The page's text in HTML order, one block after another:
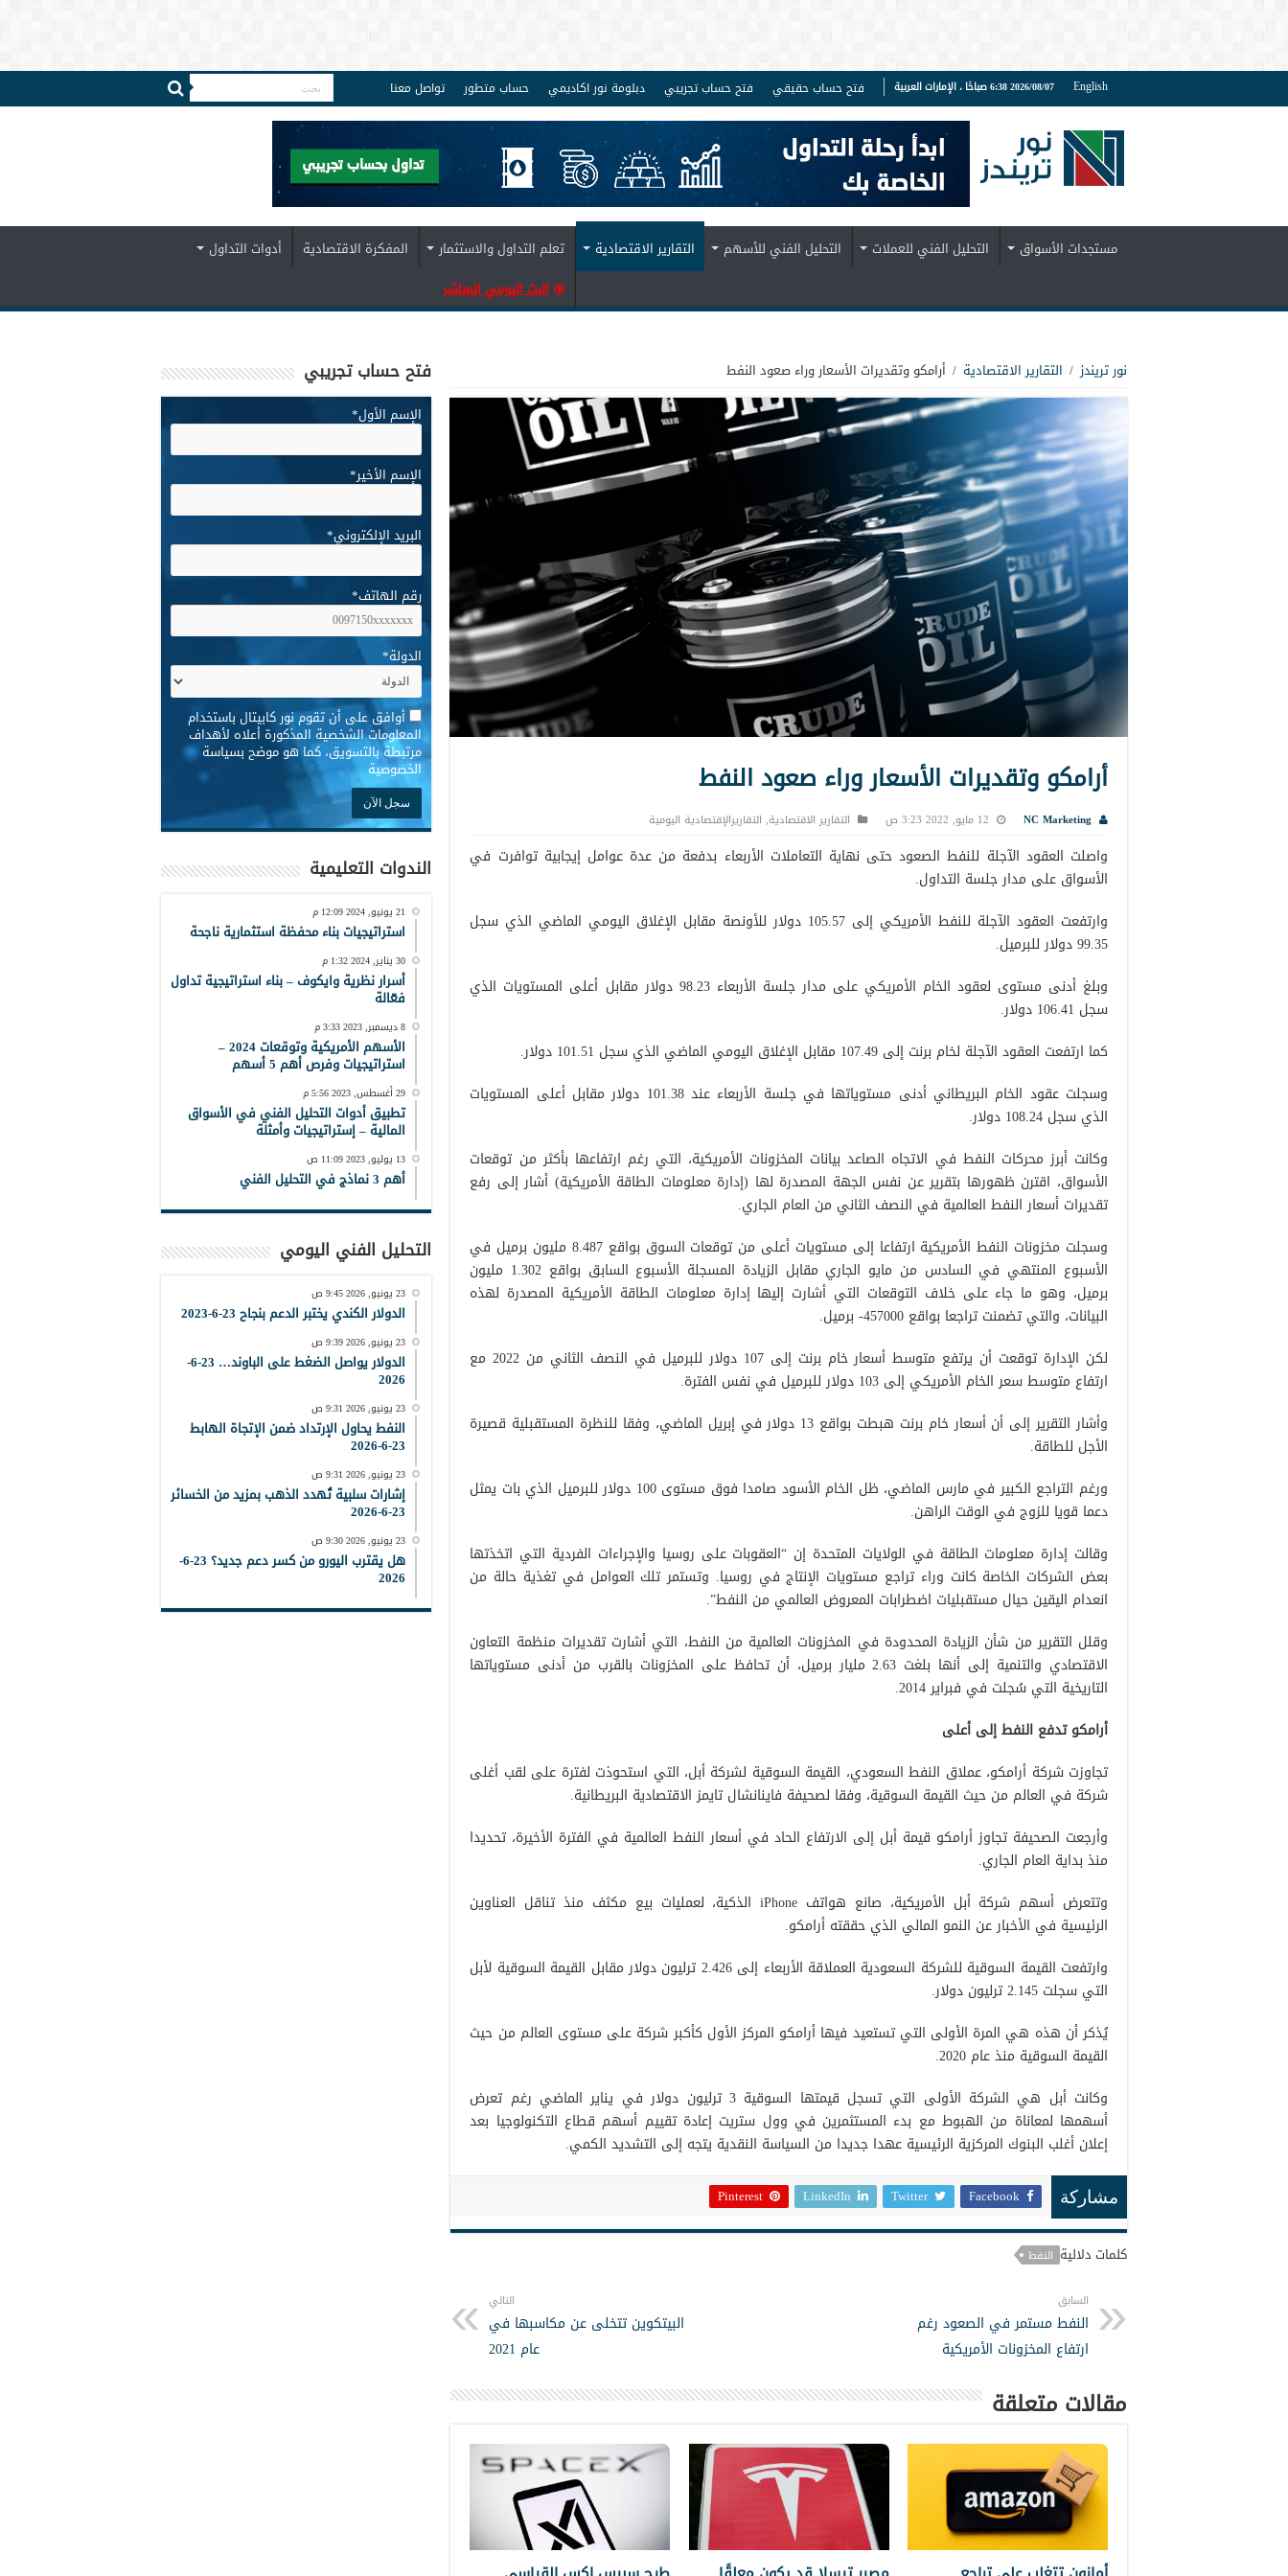
English 2026/08/07 6:38 صباحًا ، الإمارات العربية فتح حساب حقيقي فتح حساب تجريبي دبلومة نور اكاديمي حساب متطور تواصل معنا
مستجدات الأسواق التحليل الفني للعملات التحليل الفني للأسهم التقارير الاقتصادية تعلم التداول والاستثمار المفكرة الاقتصادية
أدوات التداول
البث اليومي المباشر
نور تريندز / التقارير الاقتصادية / أرامكو وتقديرات الأسعار وراء صعود النفط
أرامكو وتقديرات الأسعار وراء صعود النفط
NC Marketing 12 مايو, 2022 3:23 ص التقارير الاقتصادية, التقاريرالإقتصادية اليومية
واصلت العقود الآجلة للنفط الصعود حتى نهاية التعاملات الأربعاء بدفعة من عدة عوامل إيجابية توافرت في
الأسواق على مدار جلسة التداول.
وارتفعت العقود الآجلة للنفط الأمريكي إلى 105.57 دولار للأونصة مقابل الإغلاق اليومي الماضي الذي سجل
99.35 دولار للبرميل.
وبلغ أدنى مستوى لعقود الخام الأمريكي على مدار جلسة الأربعاء 98.23 دولار مقابل أعلى المستويات الذي
سجل 106.41 دولار.
كما ارتفعت العقود الآجلة لخام برنت إلى 107.49 مقابل الإغلاق اليومي الماضي الذي سجل 101.51 دولار.
وسجلت عقود الخام البريطاني أدنى مستوياتها في جلسة الأربعاء عند 101.38 دولار مقابل أعلى المستويات
الذي سجل 108.24 دولار.
وكانت أبرز محركات النفط في الاتجاه الصاعد بيانات المخزونات الأمريكية، التي رغم ارتفاعها بأكثر من توقعات
الأسواق، اقترن ظهورها بتقرير عن نفس الجهة المصدرة لها (إدارة معلومات الطاقة الأمريكية) أشار إلى رفع
تقديرات أسعار النفط العالمية في النصف الثاني من العام الجاري.
وسجلت مخزونات النفط الأمريكية ارتفاعا إلى مستويات أعلى من توقعات السوق بواقع 8.487 مليون برميل في
الأسبوع المنتهي في السادس من مايو الجاري مقابل الزيادة المسجلة الأسبوع السابق بواقع 1.302 مليون
برميل، وهو ما جاء على خلاف التوقعات التي أشارت إليها إدارة معلومات الطاقة الأمريكية المصدرة لهذه
البيانات، والتي تضمنت تراجعا بواقع 457000- برميل.
لكن الإدارة توقعت أن يرتفع متوسط أسعار خام برنت إلى 107 دولار للبرميل في النصف الثاني من 2022 مع
ارتفاع متوسط سعر الخام الأمريكي إلى 103 دولار للبرميل في نفس الفترة.
وأشار التقرير إلى أن أسعار خام برنت هبطت بواقع 13 دولار في إبريل الماضي، وفقا للنظرة المستقبلية قصيرة
الأجل للطاقة.
ورغم التراجع الكبير في مارس الماضي، ظل الخام الأسود صامدا فوق مستوى 100 دولار للبرميل الذي بات يمثل
دعما قويا للزوج في الوقت الراهن.
وقالت إدارة معلومات الطاقة في الولايات المتحدة إن “العقوبات على روسيا والإجراءات الفردية التي اتخذتها
بعض الشركات الخاصة كانت وراء تراجع مستويات الإنتاج في روسيا. وتستمر تلك العوامل في تغذية حالة من
انعدام اليقين حيال مستقبليات اضطرابات المعروض العالمي من النفط”.
وقلل التقرير من شأن الزيادة المحدودة في المخزونات العالمية من النفط، التي أشارت تقديرات منظمة التعاون
الاقتصادي والتنمية إلى أنها بلغت 2.63 مليار برميل، أن تحافظ على المخزونات بالقرب من أدنى مستوياتها
التاريخية التي سُجلت في فبراير 2014.
أرامكو تدفع النفط إلى أعلى
تجاوزت شركة أرامكو، عملاق النفط السعودي، القيمة السوقية لشركة أبل، التي استحوذت لفترة على لقب أغلى
شركة في العالم من حيث القيمة السوقية، وفقا لصحيفة فاينانشال تايمز الاقتصادية البريطانية.
وأرجعت الصحيفة تجاوز أرامكو قيمة أبل إلى الارتفاع الحاد في أسعار النفط العالمية في الفترة الأخيرة، تحديدا
منذ بداية العام الجاري.
وتتعرض أسهم شركة أبل الأمريكية، صانع هواتف iPhone الذكية، لعمليات بيع مكثف منذ تناقل العناوين
الرئيسية في الأخبار عن النمو المالي الذي حققته أرامكو.
وارتفعت القيمة السوقية للشركة السعودية العملاقة الأربعاء إلى 2.426 ترليون دولار مقابل القيمة السوقية لأبل
التي سجلت 2.145 ترليون دولار.
يُذكر أن هذه هي المرة الأولى التي تستعيد فيها أرامكو المركز الأول كأكبر شركة على مستوى العالم من حيث
القيمة السوقية منذ عام 2020.
وكانت أبل هي الشركة الأولى التي تسجل قيمتها السوقية 3 ترليون دولار في يناير الماضي رغم تعرض
أسهمها لمعاناة من الهبوط مع بدء المستثمرين في وول ستريت إعادة تقييم أسهم قطاع التكنولوجيا بعد
إعلان أغلب البنوك المركزية الرئيسية عهدا جديدا من السياسة النقدية يتجه إلى التشديد الكمي.
مشاركة Facebook
Twitter
LinkedIn
Pinterest
كلمات دلالية النفط
السابق
النفط مستمر في الصعود رغم
ارتفاع المخزونات الأمريكية
التالي
البيتكوين تتخلى عن مكاسبها في
عام 2021
مقالات متعلقة
فتح حساب تجريبي
الإسم الأول*
الإسم الأخير*
البريد الإلكتروني*
رقم الهاتف*
الدولة*
* أوافق على أن تقوم نور كابيتال باستخدام
المعلومات الشخصية المذكورة أعلاه لأهداف
مرتبطة بالتسويق، كما هو موضح بسياسة
الخصوصية
الندوات التعليمية
21 يونيو, 2024 12:09 م
استراتيجيات بناء محفظة استثمارية ناجحة
30 يناير, 2024 1:32 م
أسرار نظرية وايكوف – بناء استراتيجية تداول
فعّالة
8 ديسمبر, 2023 3:33 م
الأسهم الأمريكية وتوقعات 2024 –
استراتيجيات وفرص أهم 5 أسهم
29 أغسطس, 2023 5:56 م
تطبيق أدوات التحليل الفني في الأسواق
المالية – إستراتيجيات وأمثلة
13 يوليو, 2023 11:09 ص
أهم 3 نماذج في التحليل الفني
التحليل الفني اليومي
23 يونيو, 2026 9:45 ص
الدولار الكندي يختبر الدعم بنجاح 23-6-2023
23 يونيو, 2026 9:39 ص
الدولار يواصل الضغط على الباوند… 23-6-
2026
23 يونيو, 2026 9:31 ص
النفط يحاول الإرتداد ضمن الإتجاة الهابط
23-6-2026
23 يونيو, 2026 9:31 ص
إشارات سلبية تُهدد الذهب بمزيد من الخسائر
23-6-2026
23 يونيو, 2026 9:30 ص
هل يقترب اليورو من كسر دعم جديد؟ 23-6-
2026